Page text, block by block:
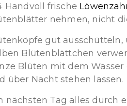
Handvoll frische
nehmen, nicht
gut ausschütteln,
Blütenblättchen
Blüten mit dem Wasser
über Nacht stehen lassen.
nächsten Tag alles durch